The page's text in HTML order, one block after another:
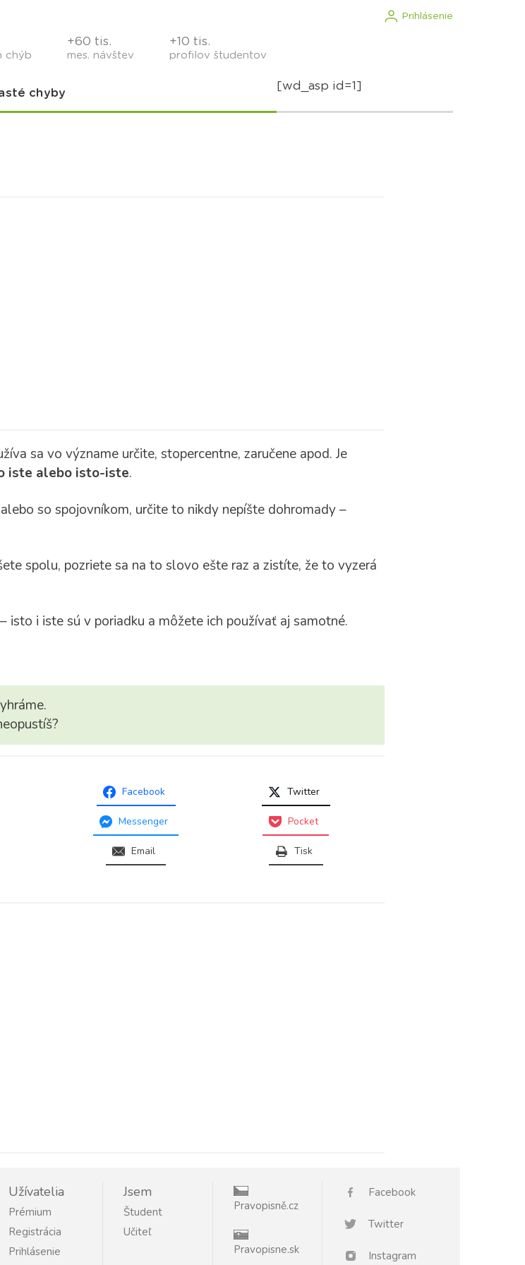
Prihlásenie
chýb
+60 tis.
mes. návštev
+10 tis.
profilov študentov
chyby
[wd_asp id=1]
sa vo význame určite, stopercentne, zaručene apod. Je
iste alebo isto-iste.
so spojovníkom, určite to nikdy nepíšte dohromady –
spolu, pozriete sa na to slovo ešte raz a zistíte, že to vyzerá
– isto i iste sú v poriadku a môžete ich používať aj samotné.
Facebook Twitter
Messenger Pocket
Email Tisk
Užívatelia
Prémium
Registrácia
Prihlásenie
Jsem
Študent
Učiteľ
Pravopisně.cz
Pravopisne.sk
Facebook
Twitter
Instagram